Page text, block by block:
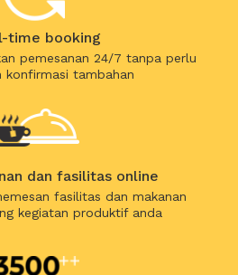
time booking
pemesanan 24/7 tanpa perlu
konfirmasi tambahan
dan fasilitas online
fasilitas dan makanan
kegiatan produktif anda